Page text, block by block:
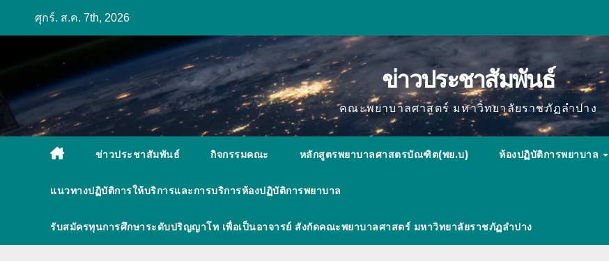
ศุกร์. ส.ค. 7th, 2026
ข่าวประชาสัมพันธ์
คณะพยาบาลศาสตร์ มหาวิทยาลัยราชภัฏลำปาง
ข่าวประชาสัมพันธ์ กิจกรรมคณะ หลักสูตรพยาบาลศาสตรบัณฑิต(พย.บ) ห้องปฏิบัติการพยาบาล
แนวทางปฏิบัติการให้บริการและการบริการห้องปฏิบัติการพยาบาล
รับสมัครทุนการศึกษาระดับปริญญาโท เพื่อเป็นอาจารย์ สังกัดคณะพยาบาลศาสตร์ มหาวิทยาลัยราชภัฏลำปาง